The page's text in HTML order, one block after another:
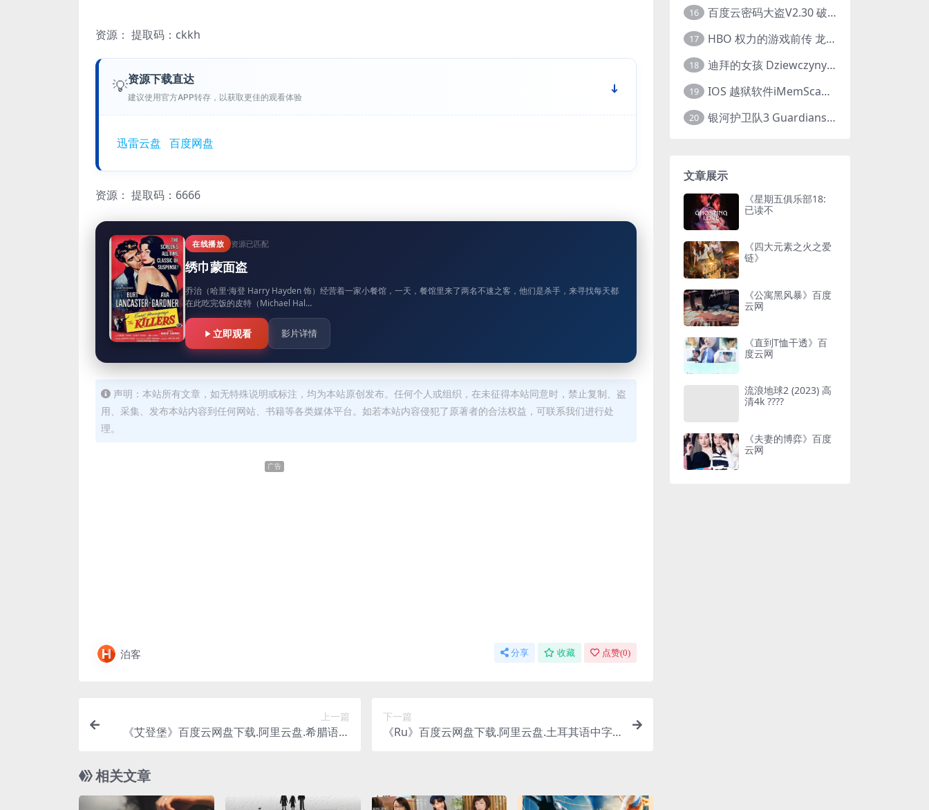
资源： 提取码：ckkh
💡资源下载直达
建议使用官方APP转存，以获取更佳的观看体验
迅雷云盘 百度网盘
资源： 提取码：6666
在线播放 资源已匹配
绣巾蒙面盗
乔治（哈里·海登 Harry Hayden 饰）经营着一家小餐馆，一天，餐馆里来了两名不速之客，他们是杀手，来寻找每天都
在此吃完饭的皮特（Michael Hal…
立即观看 影片详情
声明：本站所有文章，如无特殊说明或标注，均为本站原创发布。任何个人或组织，在未征得本站同意时，禁止复制、盗
用、采集、发布本站内容到任何网站、书籍等各类媒体平台。如若本站内容侵犯了原著者的合法权益，可联系我们进行处
理。
广告
泊客 分享 收藏 点赞(0)
上一篇
《艾登堡》百度云网盘下载.阿里云盘.希腊语中
下一篇
《Ru》百度云网盘下载.阿里云盘.土耳其语中字.
相关文章
16 百度云密码大盗V2.30 破解分享链接提取码
17 HBO 权力的游戏前传 龙之家族 House of the Dragon (2022) 中字 1080P 更新4集
18 迪拜的女孩 Dziewczyny z Dubaju (2021) 1080P 中字
19 IOS 越狱软件iMemScan version1.2.6 游戏内存修改器
20 银河护卫队3 Guardians of the Galaxy Vol. 3 (2023)4K高清资源1080p只分享精品
文章展示
《星期五俱乐部18:
已读不
《四大元素之火之爱
链》
《公寓黑风暴》百度
云网
《直到T恤干透》百
度云网
流浪地球2 (2023) 高
清4k ????
《夫妻的博弈》百度
云网